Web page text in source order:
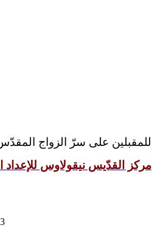
للمقبلين على سرّ الزواج
مركز القدّيس نيقولاوس للإعداد